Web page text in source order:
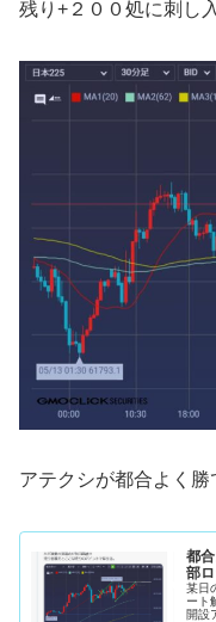
残り+２００処に刺し
アテクシが都合よく勝
都
部
某日
ート
開設